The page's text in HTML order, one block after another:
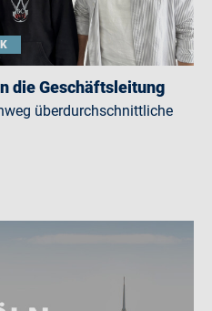
die Geschäftsleitung
überdurchschnittliche